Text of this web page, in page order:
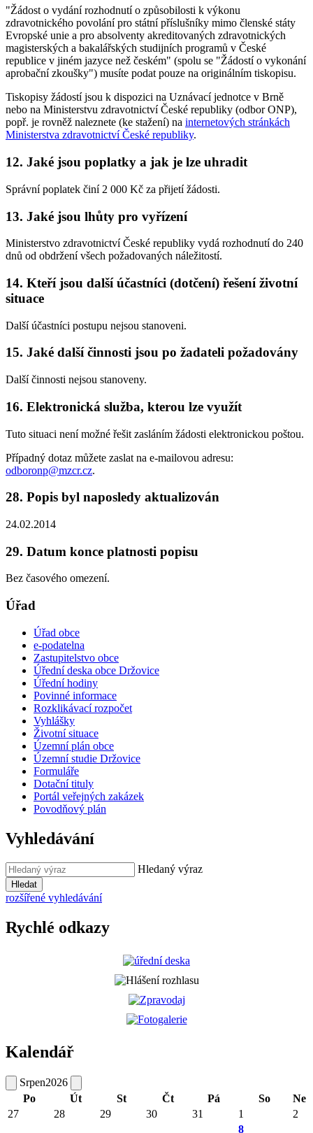
"Žádost o vydání rozhodnutí o způsobilosti k výkonu
zdravotnického povolání pro státní příslušníky mimo členské státy
Evropské unie a pro absolventy akreditovaných zdravotnických
magisterských a bakalářských studijních programů v České
republice v jiném jazyce než českém" (spolu se "Žádostí o vykonání
aprobační zkoušky") musíte podat pouze na originálním tiskopisu.
Tiskopisy žádostí jsou k dispozici na Uznávací jednotce v Brně
nebo na Ministerstvu zdravotnictví České republiky (odbor ONP),
popř. je rovněž naleznete (ke stažení) na internetových stránkách
Ministerstva zdravotnictví České republiky.
12. Jaké jsou poplatky a jak je lze uhradit
Správní poplatek činí 2 000 Kč za přijetí žádosti.
13. Jaké jsou lhůty pro vyřízení
Ministerstvo zdravotnictví České republiky vydá rozhodnutí do 240
dnů od obdržení všech požadovaných náležitostí.
14. Kteří jsou další účastníci (dotčení) řešení životní
situace
Další účastníci postupu nejsou stanoveni.
15. Jaké další činnosti jsou po žadateli požadovány
Další činnosti nejsou stanoveny.
16. Elektronická služba, kterou lze využít
Tuto situaci není možné řešit zasláním žádosti elektronickou poštou.
Případný dotaz můžete zaslat na e-mailovou adresu:
odboronp@mzcr.cz.
28. Popis byl naposledy aktualizován
24.02.2014
29. Datum konce platnosti popisu
Bez časového omezení.
Úřad
Úřad obce
e-podatelna
Zastupitelstvo obce
Úřední deska obce Držovice
Úřední hodiny
Povinné informace
Rozklikávací rozpočet
Vyhlášky
Životní situace
Územní plán obce
Územní studie Držovice
Formuláře
Dotační tituly
Portál veřejných zakázek
Povodňový plán
Vyhledávání
Hledaný výraz
Hledat
rozšířené vyhledávání
Rychlé odkazy
Kalendář
Srpen2026
Po
Út St Čt Pá So
Ne
27
28 29 30 31 1
2
8